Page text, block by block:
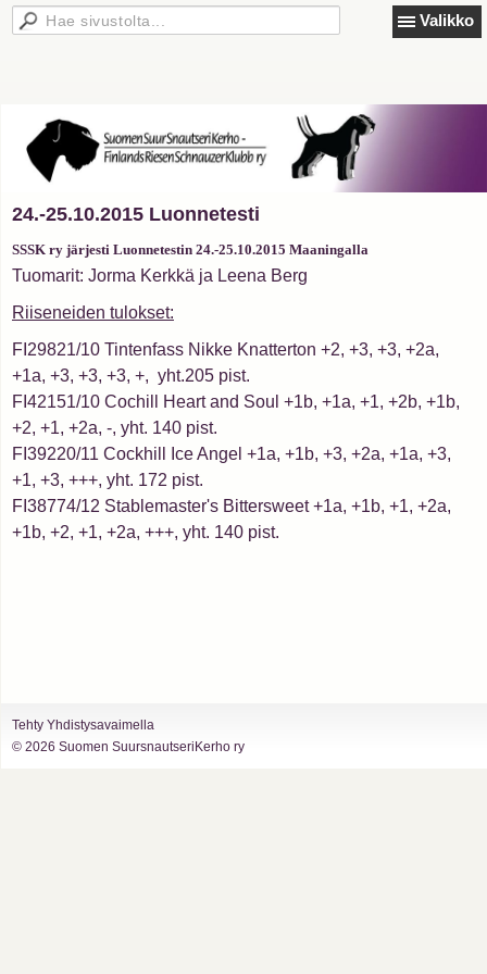
Valikko
24.-25.10.2015 Luonnetesti
SSSK ry järjesti Luonnetestin 24.-25.10.2015 Maaningalla
Tuomarit: Jorma Kerkkä ja Leena Berg
Riiseneiden tulokset:
FI29821/10 Tintenfass Nikke Knatterton +2, +3, +3, +2a,
+1a, +3, +3, +3, +, yht.205 pist.
FI42151/10 Cochill Heart and Soul +1b, +1a, +1, +2b, +1b,
+2, +1, +2a, -, yht. 140 pist.
FI39220/11 Cockhill Ice Angel +1a, +1b, +3, +2a, +1a, +3,
+1, +3, +++, yht. 172 pist.
FI38774/12 Stablemaster's Bittersweet +1a, +1b, +1, +2a,
+1b, +2, +1, +2a, +++, yht. 140 pist.
Tehty Yhdistysavaimella
© 2026 Suomen SuursnautseriKerho ry